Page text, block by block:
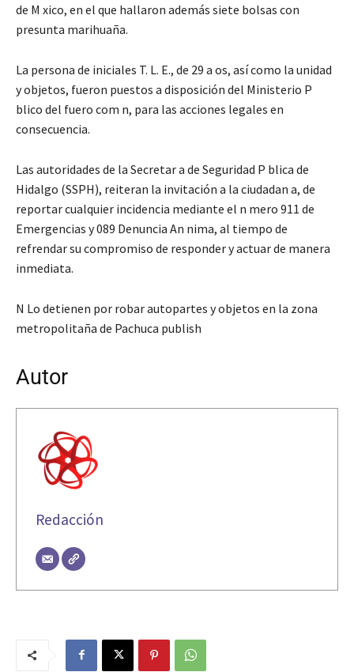
de M xico, en el que hallaron además siete bolsas con
presunta marihuaña.
La persona de iniciales T. L. E., de 29 a os, así como la unidad
y objetos, fueron puestos a disposición del Ministerio P
blico del fuero com n, para las acciones legales en
consecuencia.
Las autoridades de la Secretar a de Seguridad P blica de
Hidalgo (SSPH), reiteran la invitación a la ciudadan a, de
reportar cualquier incidencia mediante el n mero 911 de
Emergencias y 089 Denuncia An nima, al tiempo de
refrendar su compromiso de responder y actuar de manera
inmediata.
N Lo detienen por robar autopartes y objetos en la zona
metropolitaña de Pachuca publish
Autor
Redacción